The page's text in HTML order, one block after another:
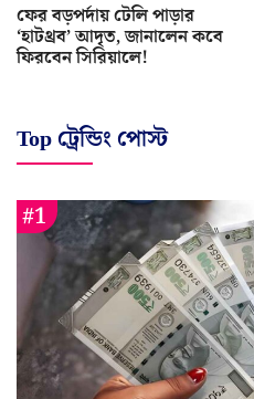
ফের বড়পর্দায় টেলি পাড়ার
‘হাটথ্রব’ আদৃত, জানালেন কবে
ফিরবেন সিরিয়ালে!
Top ট্রেন্ডিং পোস্ট